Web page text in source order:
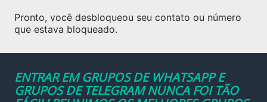
Pronto, você desbloqueou seu contato ou número
que estava bloqueado.
ENTRAR EM GRUPOS DE WHATSAPP E
GRUPOS DE TELEGRAM NUNCA FOI TÃO